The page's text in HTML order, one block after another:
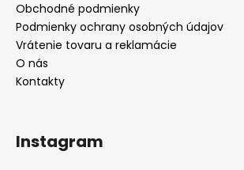
Obchodné podmienky
Podmienky ochrany osobných údajov
Vrátenie tovaru a reklamácie
O nás
Kontakty
Instagram